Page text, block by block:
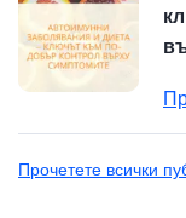
Прочетете всички